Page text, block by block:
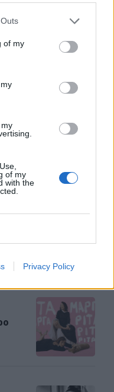
of my
of my
with the
Privacy Policy